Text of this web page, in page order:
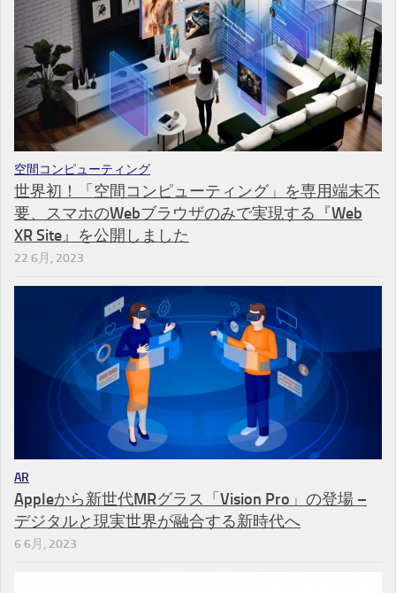
空間コンピューティング
世界初！「空間コンピューティング」を専用端末不
要、スマホのWebブラウザのみで実現する『Web
XR Site』を公開しました
22 6月, 2023
AR
Appleから新世代MRグラス「Vision Pro」の登場 –
デジタルと現実世界が融合する新時代へ
6 6月, 2023